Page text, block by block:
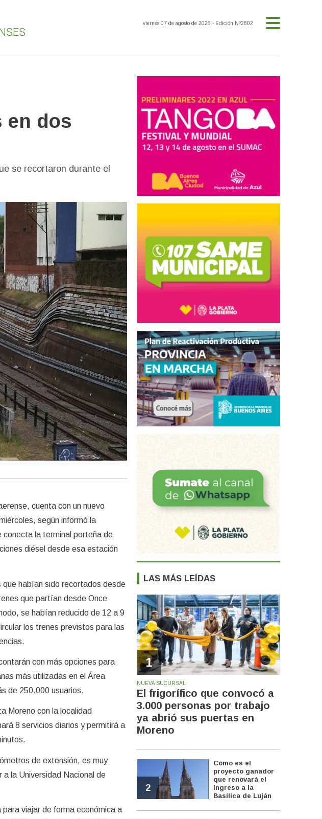
viernes 07 de agosto de 2026 - Edición Nº2802
en dos
se recortaron durante el
cuenta con un nuevo
según informó la
conecta la terminal porteña de
diésel desde esa estación
que habían sido recortados desde
que partían desde Once
se habían reducido de 12 a 9
los trenes previstos para las
con más opciones para
más utilizadas en el Área
de 250.000 usuarios.
Moreno con la localidad
8 servicios diarios y permitirá a
de extensión, es muy
la Universidad Nacional de
viajar de forma económica a
LAS MÁS LEÍDAS
1
NUEVA SUCURSAL
El frigorífico que convocó a
3.000 personas por trabajo
ya abrió sus puertas en
Moreno
2
Cómo es el
proyecto ganador
que renovará el
ingreso a la
Basílica de Luján